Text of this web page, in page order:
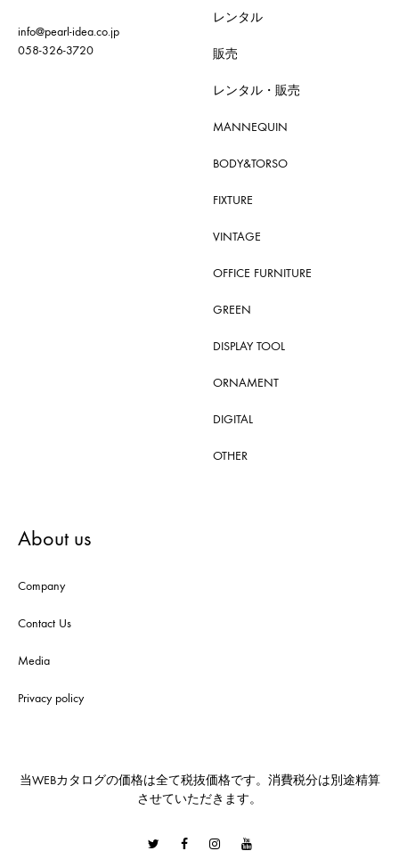
info@pearl-idea.co.jp
058-326-3720
レンタル
販売
レンタル・販売
MANNEQUIN
BODY&TORSO
FIXTURE
VINTAGE
OFFICE FURNITURE
GREEN
DISPLAY TOOL
ORNAMENT
DIGITAL
OTHER
About us
Company
Contact Us
Media
Privacy policy
当WEBカタログの価格は全て税抜価格です。消費税分は別途精算
させていただきます。
TwitterFacebookInstagramYoutube